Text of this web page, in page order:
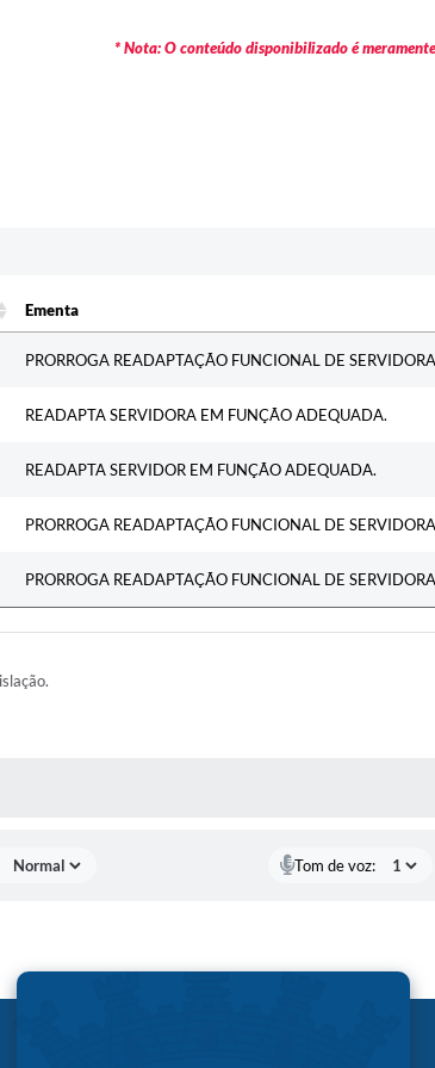
* Nota: O conteúdo disponibilizado é
Ementa
PRORROGA READAPTAÇÃO FUNCIONAL DE
READAPTA SERVIDORA EM FUNÇÃO ADEQUADA.
READAPTA SERVIDOR EM FUNÇÃO ADEQUADA.
PRORROGA READAPTAÇÃO FUNCIONAL DE
PRORROGA READAPTAÇÃO FUNCIONAL DE
Tom de voz: